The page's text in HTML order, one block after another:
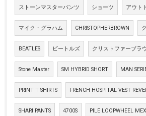
ストーンマスターパンツ ショーツ アウト
マイク・グラハム CHRISTOPHERBROWN
BEATLES ビートルズ クリストファーブラ
Stone Master SM HYBRID SHORT MAN
PRINT T SHIRTS FRENCH HOSPITAL VEST
SHARI PANTS 4700S PILE LOOPWHEEL